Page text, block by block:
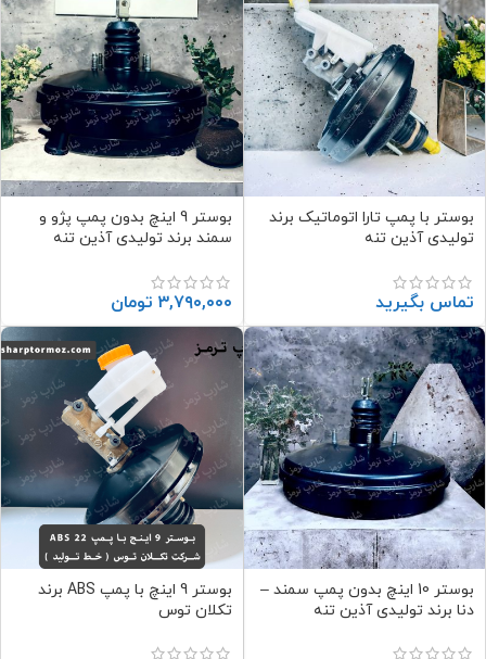
بوستر با پمپ تارا اتوماتیک برند
تولیدی آذین تنه
تماس بگیرید
بوستر 9 اینچ بدون پمپ پژو و
سمند برند تولیدی آذین تنه
۳,۷۹۰,۰۰۰ تومان
بوستر 10 اینچ بدون پمپ سمند –
دنا برند تولیدی آذین تنه
بوستر 9 اینچ با پمپ ABS برند
تکلان توس